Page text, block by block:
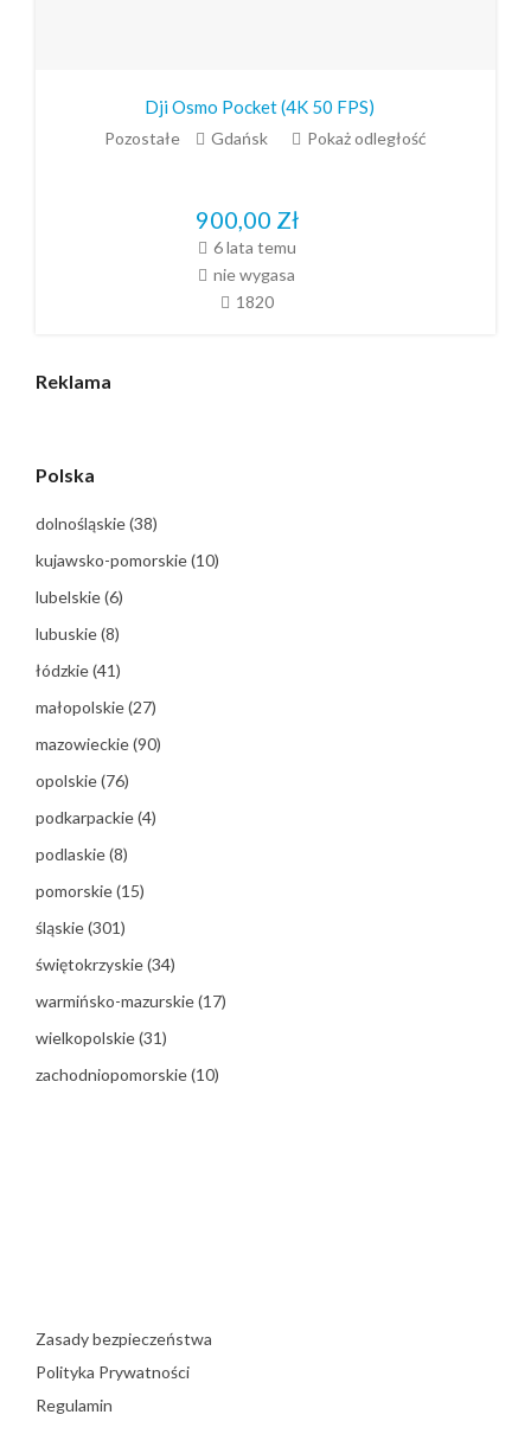
Dji Osmo Pocket (4K 50 FPS)
Pozostałe Gdańsk Pokaż odległość
900,00 Zł
6 lata temu
nie wygasa
1820
Reklama
Polska
dolnośląskie(38)
kujawsko-pomorskie(10)
lubelskie(6)
lubuskie(8)
łódzkie(41)
małopolskie(27)
mazowieckie(90)
opolskie(76)
podkarpackie(4)
podlaskie(8)
pomorskie(15)
śląskie(301)
świętokrzyskie(34)
warmińsko-mazurskie(17)
wielkopolskie(31)
zachodniopomorskie(10)
Zasady bezpieczeństwa
Polityka Prywatności
Regulamin